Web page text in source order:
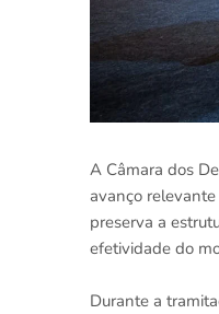
A Câmara dos
avanço
preserva a
efetividade do
Durante a